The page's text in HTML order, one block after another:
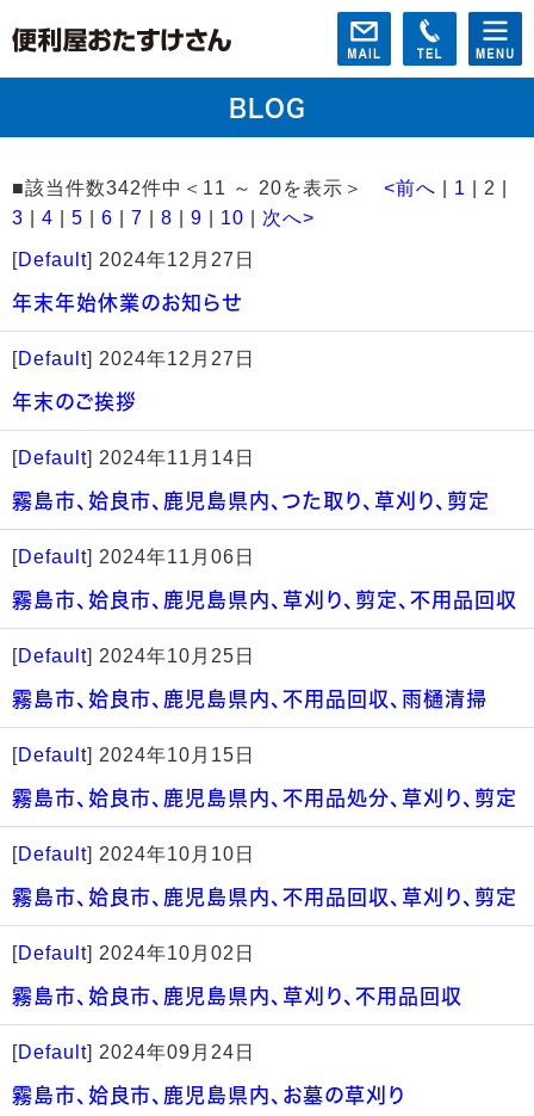
BLOG
■該当件数342件中＜11 ～ 20を表示＞ <前へ 1
| 2 |
3
4 5 6 7 8 9 10 次へ>
[Default] 2024年12月27日
年末年始休業のお知らせ
[Default] 2024年12月27日
年末のご挨拶
[Default] 2024年11月14日
霧島市、姶良市、鹿児島県内、つた取り、草刈り、剪定
[Default] 2024年11月06日
霧島市、姶良市、鹿児島県内、草刈り、剪定、不用品回収
[Default] 2024年10月25日
霧島市、姶良市、鹿児島県内、不用品回収、雨樋清掃
[Default] 2024年10月15日
霧島市、姶良市、鹿児島県内、不用品処分、草刈り、剪定
[Default] 2024年10月10日
霧島市、姶良市、鹿児島県内、不用品回収、草刈り、剪定
[Default] 2024年10月02日
霧島市、姶良市、鹿児島県内、草刈り、不用品回収
[Default] 2024年09月24日
霧島市、姶良市、鹿児島県内、お墓の草刈り